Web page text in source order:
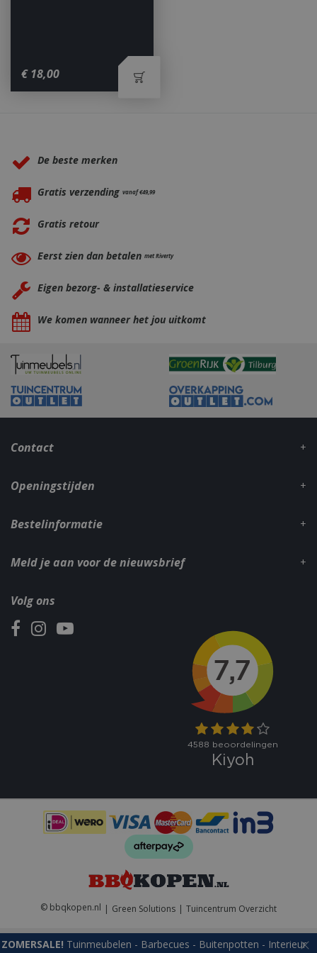
ZOMERSALE! Tuinmeubelen - Barbecues - Buitenpotten - Interieur
€ 18,00
De beste merken
Gratis verzending vanaf €49,99
Gratis retour
Eerst zien dan betalen met Riverty
Eigen bezorg- & installatieservice
We komen wanneer het jou uitkomt
Contact
Volg ons
Openingstijden
Bestelinformatie
Meld je aan voor de nieuwsbrief
© bbqkopen.nl Green Solutions Tuincentrum Overzicht
_gid
Google LLC
.bbqkopen.nl
YouTube
.youtube.com